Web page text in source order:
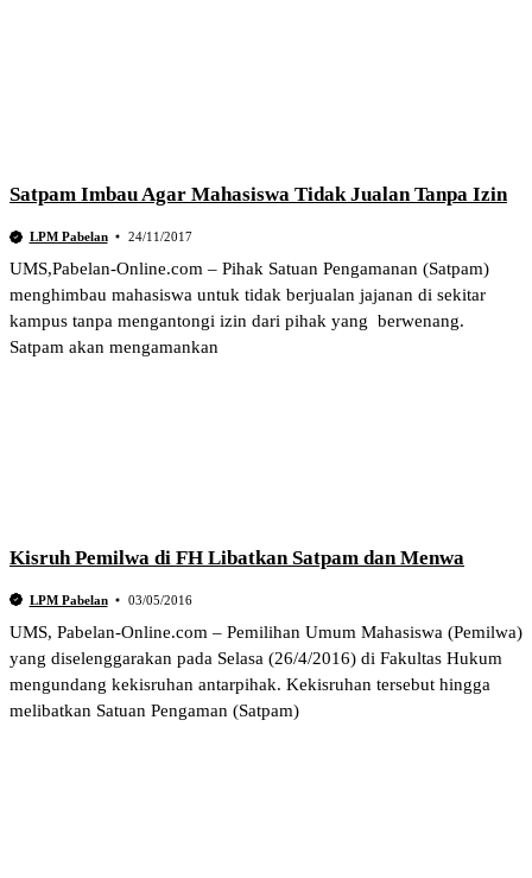
Satpam Imbau Agar Mahasiswa Tidak Jualan Tanpa Izin
LPM Pabelan 24/11/2017
UMS,Pabelan-Online.com – Pihak Satuan Pengamanan (Satpam)
menghimbau mahasiswa untuk tidak berjualan jajanan di sekitar
kampus tanpa mengantongi izin dari pihak yang berwenang.
Satpam akan mengamankan
Kisruh Pemilwa di FH Libatkan Satpam dan Menwa
LPM Pabelan 03/05/2016
UMS, Pabelan-Online.com – Pemilihan Umum Mahasiswa (Pemilwa)
yang diselenggarakan pada Selasa (26/4/2016) di Fakultas Hukum
mengundang kekisruhan antarpihak. Kekisruhan tersebut hingga
melibatkan Satuan Pengaman (Satpam)